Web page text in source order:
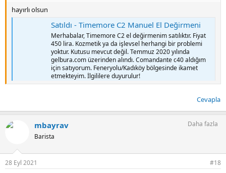
hayırlı olsun
Satıldı - Timemore C2 Manuel El Değirmeni
Merhabalar, Timemore C2 el değirmenim satılıktır. Fiyat
450 lira. Kozmetik ya da işlevsel herhangi bir problemi
yoktur. Kutusu mevcut değil. Temmuz 2020 yılında
gelbura.com üzerinden alındı. Comandante c40 aldığım
için satıyorum. Feneryolu/Kadıköy bölgesinde ikamet
etmekteyim. İlgililere duyurulur!
www.kahvekulubu.net
Cevapla
mbayrav
Barista
Daha fazla
28 Eyl 2021 #18